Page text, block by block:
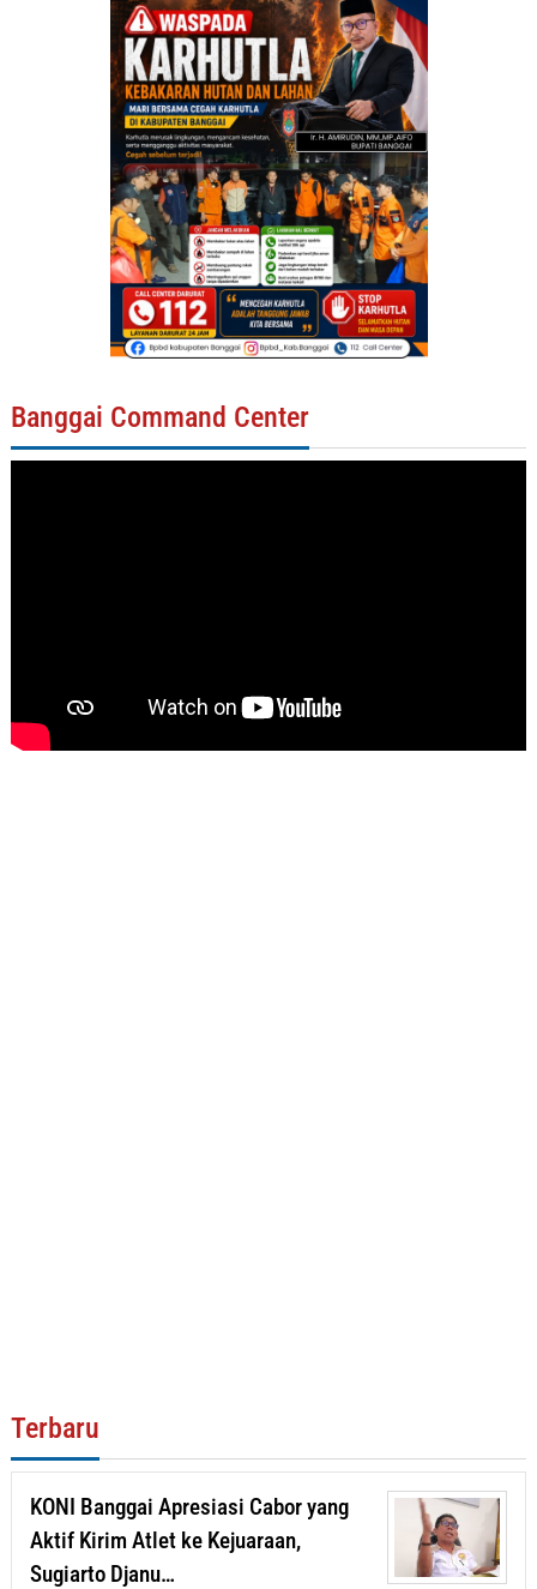
Banggai Command Center
Terbaru
KONI Banggai Apresiasi Cabor yang
Aktif Kirim Atlet ke Kejuaraan,
Sugiarto Djanu…